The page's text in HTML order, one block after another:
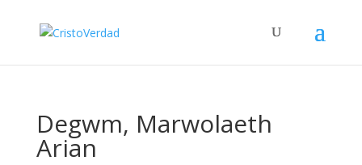
Degwm, Marwolaeth
Arian